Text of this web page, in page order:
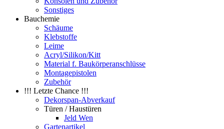
Sonstiges
Bauchemie
Schäume
Klebstoffe
Leime
Acryl/Silikon/Kitt
Material f. Baukörperanschlüsse
Montagepistolen
Zubehör
!!! Letzte Chance !!!
Dekorspan-Abverkauf
Türen / Haustüren
Jeld Wen
Gartenartikel